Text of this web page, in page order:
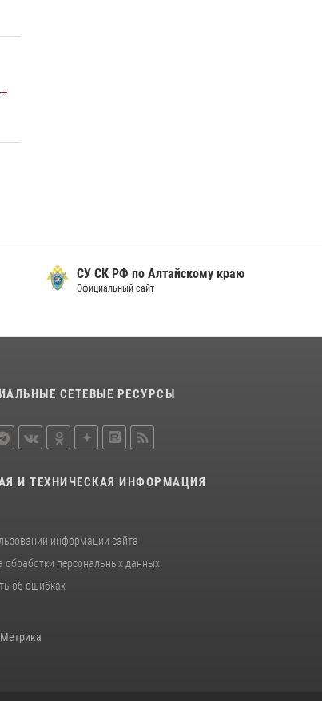
СУ СК РФ по Алтайскому краю
Официальный сайт
СЕТЕВЫЕ РЕСУРСЫ
И ТЕХНИЧЕСКАЯ ИНФОРМАЦИЯ
информации сайта
обработки персональных данных
об ошибках